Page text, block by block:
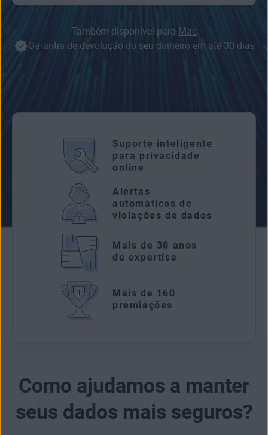
Também disponível para Mac
Garantia de devolução do seu dinheiro em até 30 dias
Suporte inteligente
para privacidade
online
Alertas
automáticos de
violações de dados
Mais de 30 anos
de expertise
Mais de 160
premiações
Como ajudamos a manter
seus dados mais seguros?